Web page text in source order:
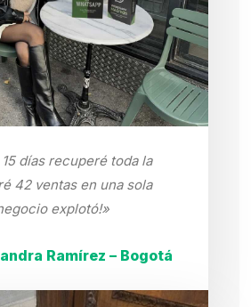
días recuperé toda la
42 ventas en una sola
explotó!»
Ramírez – Bogotá